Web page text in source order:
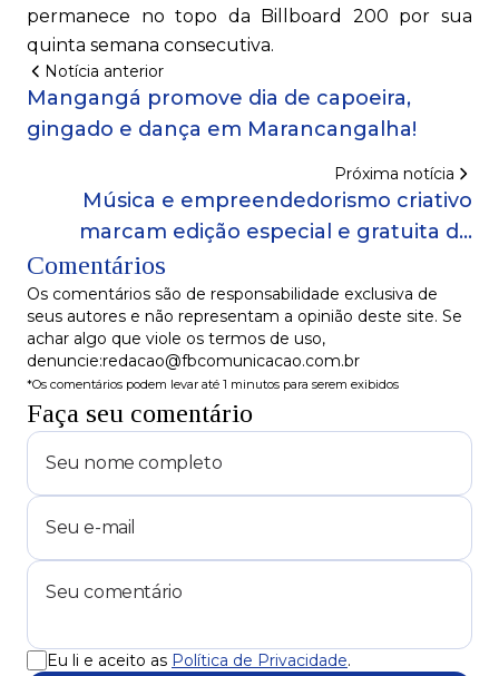
permanece no topo da Billboard 200 por sua
quinta semana consecutiva.
Notícia anterior
Mangangá promove dia de capoeira,
gingado e dança em Marancangalha!
Próxima notícia
Música e empreendedorismo criativo
marcam edição especial e gratuita do
Mercado Iaô neste domingo (16)
Comentários
Os comentários são de responsabilidade exclusiva de
seus autores e não representam a opinião deste site. Se
achar algo que viole os termos de uso,
denuncie:redacao@fbcomunicacao.com.br
*Os comentários podem levar até 1 minutos para serem exibidos
Faça seu comentário
Eu li e aceito as Política de Privacidade.